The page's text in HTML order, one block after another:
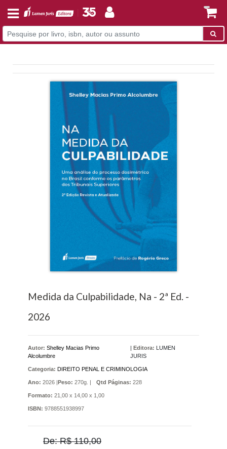
Medida da Culpabilidade, Na - 2ª Ed. -
2026
Autor: Shelley Macias Primo
Alcolumbre
|Editora: LUMEN
JURIS
Categoria: DIREITO PENAL E CRIMINOLOGIA
Ano: 2026 |Peso: 270g. | Qtd Páginas: 228
Formato: 21,00 x 14,00 x 1,00
ISBN: 9788551938997
De: R$ 110,00